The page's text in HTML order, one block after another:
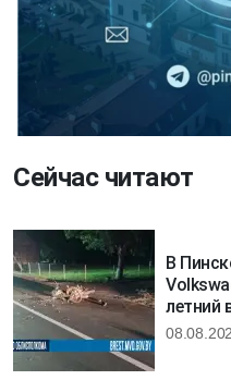
Сейчас читают
В
летний